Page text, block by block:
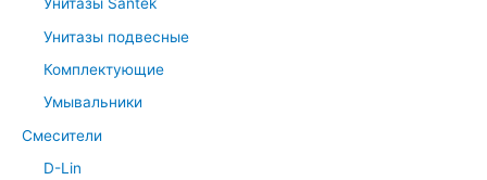
Унитазы подвесные
Комплектующие
Умывальники
Смесители
D-Lin